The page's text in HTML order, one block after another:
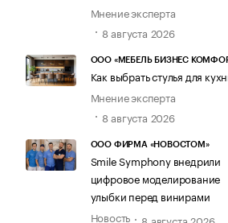
Мнение эксперта
8 августа 2026
ООО «МЕБЕЛЬ БИЗНЕС
Как выбрать стулья для
Мнение эксперта
8 августа 2026
ООО ФИРМА «НОВОСТОМ»
Smile Symphony внедрили
цифровое моделирование
улыбки перед винирами
Новость
8 августа 2026